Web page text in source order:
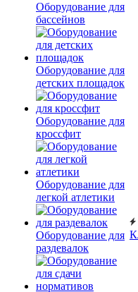
Оборудование для
бассейнов
Оборудование для
детских площадок
Оборудование для
кроссфит
Оборудование для
легкой атлетики
Оборудование для
раздевалок